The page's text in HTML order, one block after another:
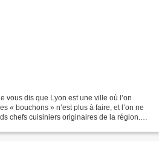
vous dis que Lyon est une ville où l’on
« bouchons » n’est plus à faire, et l’on ne
chefs cuisiniers originaires de la région.